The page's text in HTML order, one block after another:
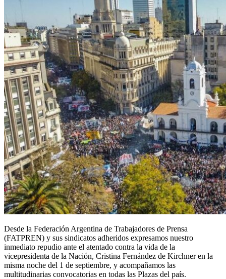
Desde la Federación Argentina de Trabajadores de Prensa
(FATPREN) y sus sindicatos adheridos expresamos nuestro
inmediato repudio ante el atentado contra la vida de la
vicepresidenta de la Nación, Cristina Fernández de Kirchner en la
misma noche del 1 de septiembre, y acompañamos las
multitudinarias convocatorias en todas las Plazas del país.